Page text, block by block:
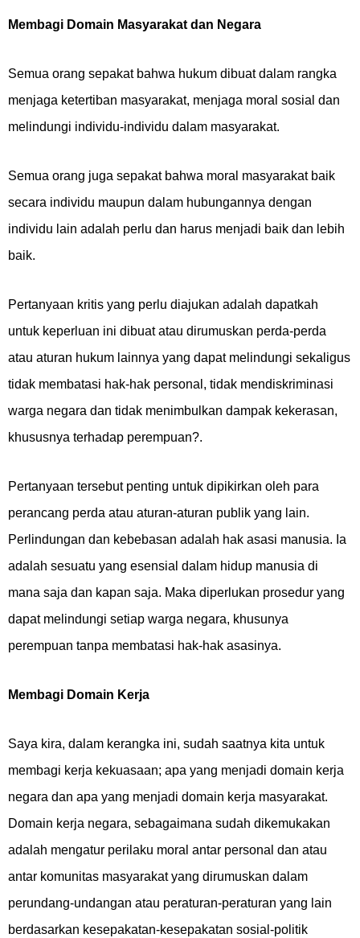
Membagi Domain Masyarakat dan Negara
Semua orang sepakat bahwa hukum dibuat dalam rangka
menjaga ketertiban masyarakat, menjaga moral sosial dan
melindungi individu-individu dalam masyarakat.
Semua orang juga sepakat bahwa moral masyarakat baik
secara individu maupun dalam hubungannya dengan
individu lain adalah perlu dan harus menjadi baik dan lebih
baik.
Pertanyaan kritis yang perlu diajukan adalah dapatkah
untuk keperluan ini dibuat atau dirumuskan perda-perda
atau aturan hukum lainnya yang dapat melindungi sekaligus
tidak membatasi hak-hak personal, tidak mendiskriminasi
warga negara dan tidak menimbulkan dampak kekerasan,
khususnya terhadap perempuan?.
Pertanyaan tersebut penting untuk dipikirkan oleh para
perancang perda atau aturan-aturan publik yang lain.
Perlindungan dan kebebasan adalah hak asasi manusia. Ia
adalah sesuatu yang esensial dalam hidup manusia di
mana saja dan kapan saja. Maka diperlukan prosedur yang
dapat melindungi setiap warga negara, khusunya
perempuan tanpa membatasi hak-hak asasinya.
Membagi Domain Kerja
Saya kira, dalam kerangka ini, sudah saatnya kita untuk
membagi kerja kekuasaan; apa yang menjadi domain kerja
negara dan apa yang menjadi domain kerja masyarakat.
Domain kerja negara, sebagaimana sudah dikemukakan
adalah mengatur perilaku moral antar personal dan atau
antar komunitas masyarakat yang dirumuskan dalam
perundang-undangan atau peraturan-peraturan yang lain
berdasarkan kesepakatan-kesepakatan sosial-politik